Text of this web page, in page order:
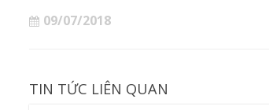
09/07/2018
TIN TỨC LIÊN QUAN